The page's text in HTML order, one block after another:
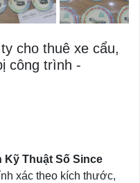
cho thuê xe cẩu,
công trình -
Kỹ Thuật Số Since
xác theo kích thước,